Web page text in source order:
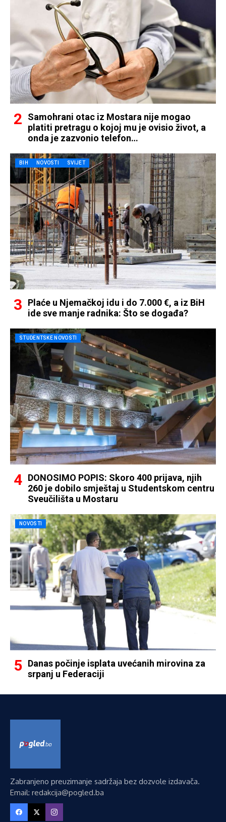
Samohrani otac iz Mostara nije mogao
platiti pretragu o kojoj mu je ovisio život, a
onda je zazvonio telefon…
BIH NOVOSTI SVIJET
Plaće u Njemačkoj idu i do 7.000 €, a iz BiH
ide sve manje radnika: Što se događa?
STUDENTSKE NOVOSTI
DONOSIMO POPIS: Skoro 400 prijava, njih
260 je dobilo smještaj u Studentskom centru
Sveučilišta u Mostaru
NOVOSTI
Danas počinje isplata uvećanih mirovina za
srpanj u Federaciji
Zabranjeno preuzimanje sadržaja bez dozvole izdavača.
Email: redakcija@pogled.ba